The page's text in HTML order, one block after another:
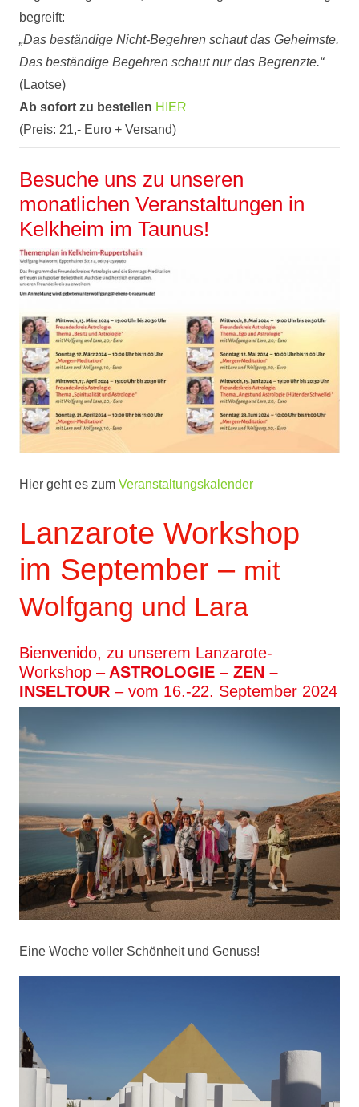
begreift:
„Das beständige Nicht-Begehren schaut das Geheimste.
Das beständige Begehren schaut nur das Begrenzte.“
(Laotse)
Ab sofort zu bestellen HIER
(Preis: 21,- Euro + Versand)
Besuche uns zu unseren
monatlichen Veranstaltungen in
Kelkheim im Taunus!
Hier geht es zum Veranstaltungskalender
Lanzarote Workshop
im September – mit
Wolfgang und Lara
Bienvenido, zu unserem Lanzarote-
Workshop –ASTROLOGIE – ZEN –
INSELTOUR – vom 16.-22. September 2024
Eine Woche voller Schönheit und Genuss!